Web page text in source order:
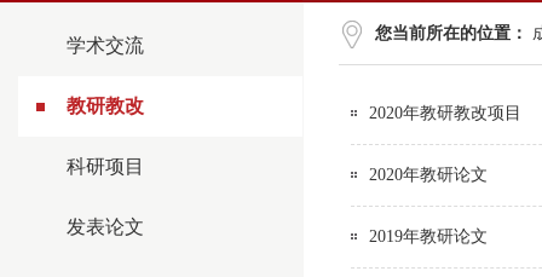
学术交流
教研教改
科研项目
发表论文
您当前所在的位置：
2020年教研教改项目
2020年教研论文
2019年教研论文